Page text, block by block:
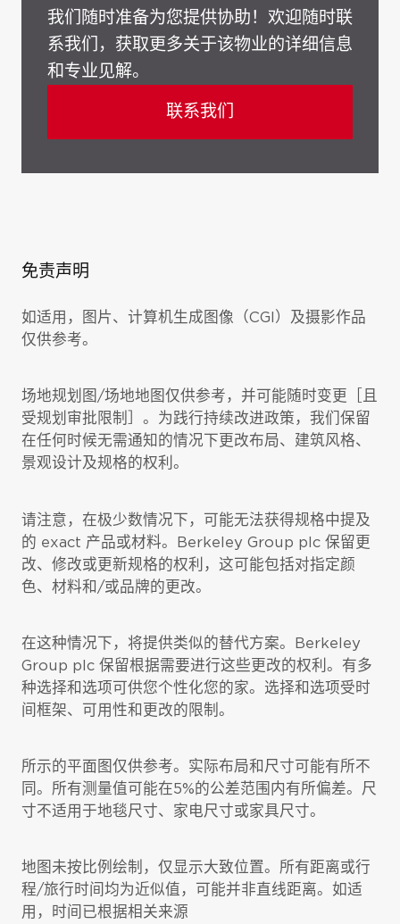
我们随时准备为您提供协助！欢迎随时联
系我们，获取更多关于该物业的详细信息
和专业见解。
联系我们
免责声明
如适用，图片、计算机生成图像（CGI）及摄影作品
仅供参考。
场地规划图/场地地图仅供参考，并可能随时变更［且
受规划审批限制］。为践行持续改进政策，我们保留
在任何时候无需通知的情况下更改布局、建筑风格、
景观设计及规格的权利。
请注意，在极少数情况下，可能无法获得规格中提及
的 exact 产品或材料。Berkeley Group plc 保留更
改、修改或更新规格的权利，这可能包括对指定颜
色、材料和/或品牌的更改。
在这种情况下，将提供类似的替代方案。Berkeley
Group plc 保留根据需要进行这些更改的权利。有多
种选择和选项可供您个性化您的家。选择和选项受时
间框架、可用性和更改的限制。
所示的平面图仅供参考。实际布局和尺寸可能有所不
同。所有测量值可能在5%的公差范围内有所偏差。尺
寸不适用于地毯尺寸、家电尺寸或家具尺寸。
地图未按比例绘制，仅显示大致位置。所有距离或行
程/旅行时间均为近似值，可能并非直线距离。如适
用，时间已根据相关来源